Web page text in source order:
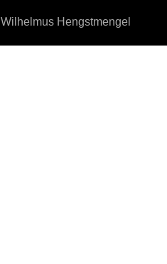
Wilhelmus Hengstmengel